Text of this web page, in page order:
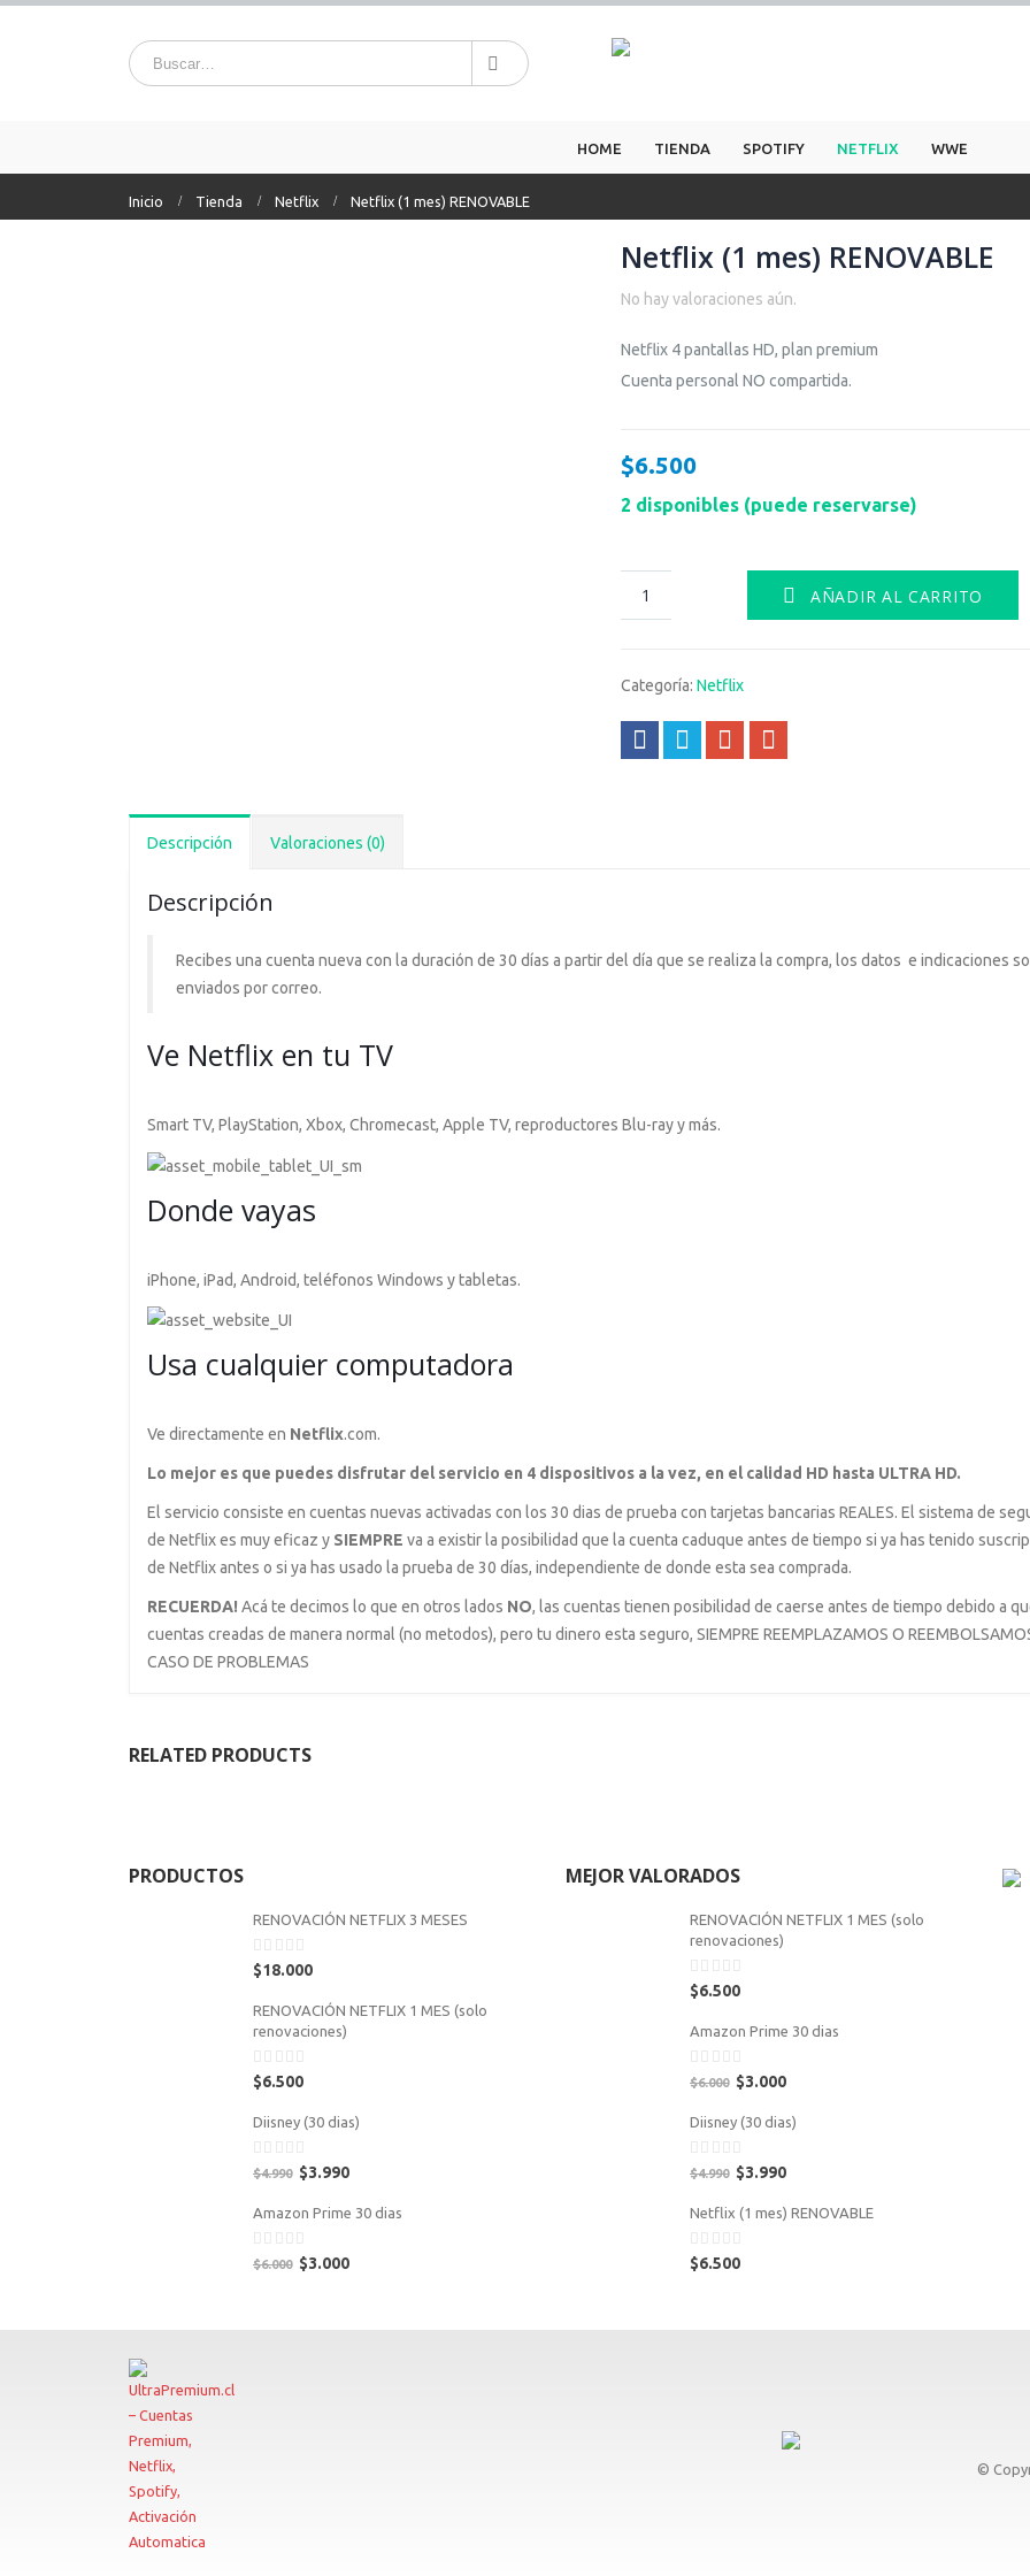
HOME TIENDA SPOTIFY NETFLIX WWE
Inicio Tienda Netflix Netflix (1 mes) RENOVABLE
Netflix (1 mes) RENOVABLE
No hay valoraciones aún.
Netflix 4 pantallas HD, plan premium
Cuenta personal NO compartida.
$6.500
2 disponibles (puede reservarse)
AÑADIR AL CARRITO
Categoría: Netflix
Descripción Valoraciones (0)
Descripción
Recibes una cuenta nueva con la duración de 30 días a partir del día que se realiza la compra, los datos e indicaciones
enviados por correo.
Ve Netflix en tu TV
Smart TV, PlayStation, Xbox, Chromecast, Apple TV, reproductores Blu-ray y más.
Donde vayas
iPhone, iPad, Android, teléfonos Windows y tabletas.
Usa cualquier computadora
Ve directamente en Netflix.com.
Lo mejor es que puedes disfrutar del servicio en 4 dispositivos a la vez, en el calidad HD hasta ULTRA HD.
El servicio consiste en cuentas nuevas activadas con los 30 dias de prueba con tarjetas bancarias REALES. El sistema de
de Netflix es muy eficaz y SIEMPRE va a existir la posibilidad que la cuenta caduque antes de tiempo si ya has tenido
de Netflix antes o si ya has usado la prueba de 30 días, independiente de donde esta sea comprada.
RECUERDA! Acá te decimos lo que en otros lados NO, las cuentas tienen posibilidad de caerse antes de tiempo debido a
cuentas creadas de manera normal (no metodos), pero tu dinero esta seguro, SIEMPRE REEMPLAZAMOS O
CASO DE PROBLEMAS
RELATED PRODUCTS
PRODUCTOS
RENOVACIÓN NETFLIX 3 MESES
0
out
5
$18.000
RENOVACIÓN NETFLIX 1 MES (solo
renovaciones)
0
out
5
$6.500
Diisney (30 dias)
0
out
5
$4.990 $3.990
Amazon Prime 30 dias
0
out
$6.000 $3.000
MEJOR VALORADOS
RENOVACIÓN NETFLIX 1 MES (solo
renovaciones)
0
out
5
$6.500
Amazon Prime 30 dias
0
out
5
$6.000 $3.000
Diisney (30 dias)
0
out
5
$4.990 $3.990
Netflix (1 mes) RENOVABLE
0
out
$6.500
©